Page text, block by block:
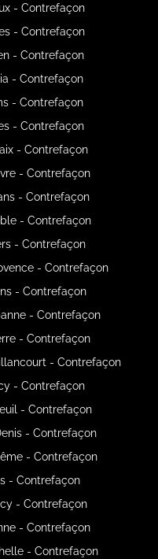
- Contrefaçon
- Contrefaçon
- Contrefaçon
- Contrefaçon
- Contrefaçon
- Contrefaçon
- Contrefaçon
- Contrefaçon
- Contrefaçon
- Contrefaçon
- Contrefaçon
- Contrefaçon
- Contrefaçon
- Contrefaçon
- Contrefaçon
- Contrefaçon
- Contrefaçon
- Contrefaçon
- Contrefaçon
- Contrefaçon
- Contrefaçon
- Contrefaçon
- Contrefaçon
- Contrefaçon